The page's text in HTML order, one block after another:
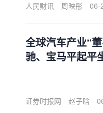
人民财讯
周映彤 06-
全球汽车产业“
驰、宝马平起平
证券时报网 赵子晗